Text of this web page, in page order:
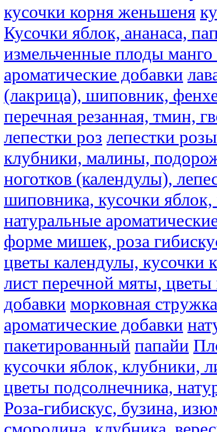
кусочки корня женьшеня
Кусочки яблок, ананаса,
измельченные плоды
ароматические добавки
(лакрица), шиповник,
перечная резанная, тмин,
лепестки роз лепестки розы
клубники, малины,
ноготков (календулы),
шиповника, кусочки
натуральные
форме мишек, роза
цветы календулы, кусочки
лист перечной мяты,
добавки морковная стружка
ароматические добавки
пакетированный папайи
кусочки яблок, клубники,
цветы подсолнечника,
Роза-гибискус, бузина,